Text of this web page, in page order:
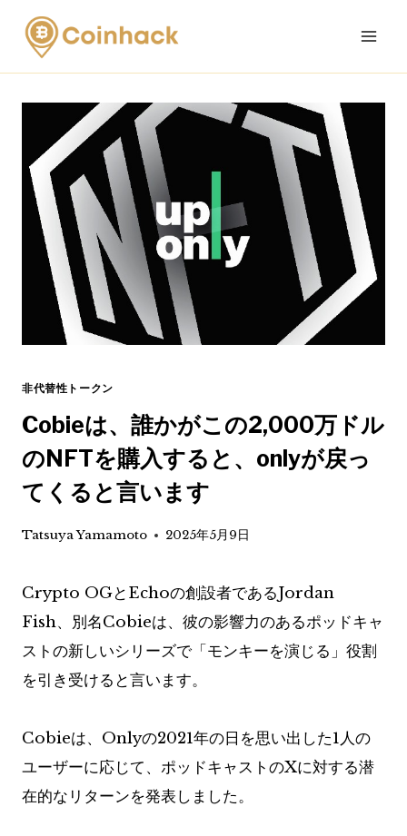
Skip
content
非代替性トークン
Cobieは、誰かがこの2,000万ドル
のNFTを購入すると、onlyが戻っ
てくると言います
Tatsuya Yamamoto 2025年5月9日
Crypto OGとEchoの創設者であるJordan
Fish、別名Cobieは、彼の影響力のあるポッドキャ
ストの新しいシリーズで「モンキーを演じる」役割
を引き受けると言います。
Cobieは、Onlyの2021年の日を思い出した1人の
ユーザーに応じて、ポッドキャストのXに対する潜
在的なリターンを発表しました。